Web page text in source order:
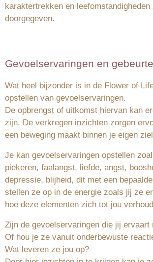
karaktertrekken en leefomstandigheden
doorgegeven.
Gevoelservaringen en
Wat heel bijzonder is in de Flower of
opstellen van gevoelservaringen.
De opbrengst of uitkomst hiervan kan
zijn. De verkregen inzichten zorgen
een beweging maakt binnen je eigen
Je kan gevoelservaringen opstellen
piekeren, faalangst, liefde, angst,
depressie, blijheid, dit met een
stellen ze op in de energie zoals jij ze
hoe deze elementen zich tot jou
Zijn de gevoelservaringen die jij ervaart
Of hou je ze vanuit onderbewuste
Wat leveren ze jou op?